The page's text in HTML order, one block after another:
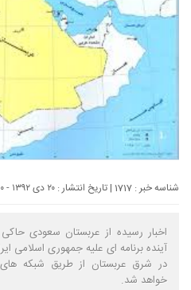
شناسه خبر : 1717 | تاریخ انتشار : ۲۰ دی ۱۳۹۲ - ۱۰:۰۰ |
اخبار رسیده از عربستان سعودی
آینده برنامه ای علیه جمهوری اسلامی
در شرق عربستان از طریق شبکه
خواهد شد.